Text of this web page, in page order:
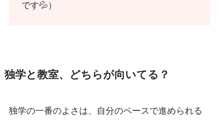
です💦）
独学と教室、どちらが向いてる？
独学の一番のよさは、自分のペースで進められる